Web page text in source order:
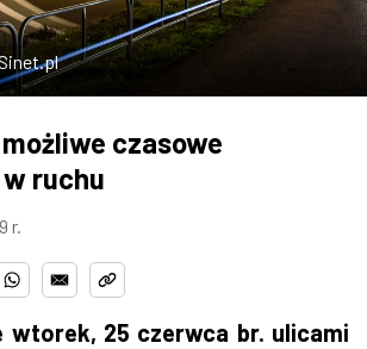
czasowe
ruchu
r.
wtorek, 25 czerwca br. ulicami